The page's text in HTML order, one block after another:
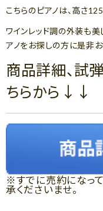
こちらのピアノは、高さ
ワインレッド調の外装も
アノをお探しの方に是非
商品詳細、試
ちらから↓↓
※すでに売約になっ
承くださいませ。